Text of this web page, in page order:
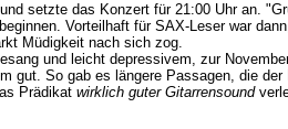
setzte das Konzert für 21:00 Uhr an.
Vorteilhaft für SAX-Leser war
Müdigkeit nach sich zog.
und leicht depressivem, zur
So gab es längere Passagen, die
Prädikat wirklich guter Gitarrensound